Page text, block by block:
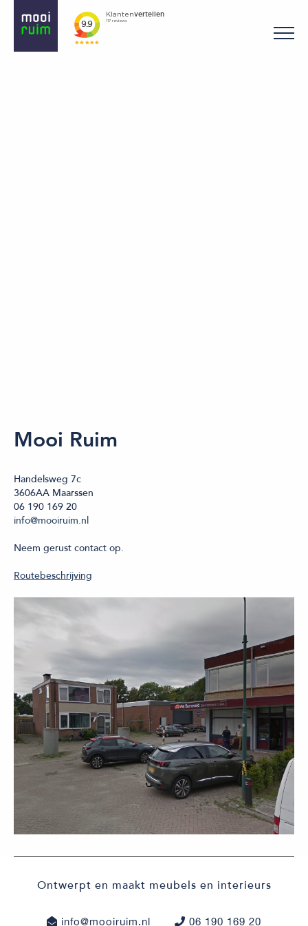
Mooi Ruim
Handelsweg 7c
3606AA Maarssen
06 190 169 20
info@mooiruim.nl
Neem gerust contact op.
Routebeschrijving
Ontwerpt en maakt meubels en interieurs
info@mooiruim.nl 06 190 169 20